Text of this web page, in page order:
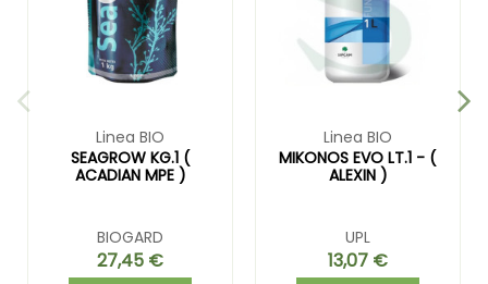
Linea BIO
SEAGROW KG.1 (
ACADIAN MPE )
BIOGARD
27,45 €
Linea BIO
MIKONOS EVO LT.1 - (
ALEXIN )
UPL
13,07 €